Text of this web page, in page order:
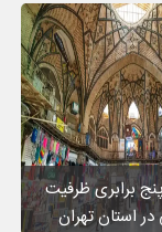
برابری ظرفیت
در استان تهران